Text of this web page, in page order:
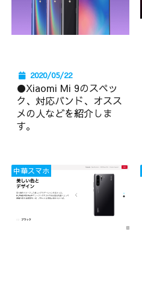
2020/05/22
●Xiaomi Mi 9のスペッ
ク、対応バンド、オスス
メの人などを紹介しま
す。
中華スマホ